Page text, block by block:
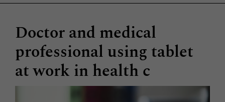
Doctor and medical
professional using tablet
at work in health c